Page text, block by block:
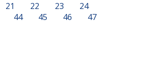
21 22 23
24
44 45 46
47